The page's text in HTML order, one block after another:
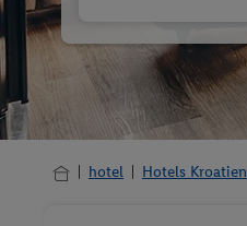
hotel Hotels Kroatien